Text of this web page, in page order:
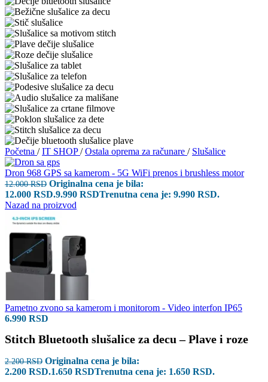
Početna / IT SHOP/ Ostala oprema za računare / Slušalice
Dron 968 GPS sa kamerom - 5G WiFi prenos i brushless motor
12.000RSD Originalna cena je bila:
12.000 RSD.9.990 RSDTrenutna cena je: 9.990 RSD.
Nazad na proizvod
Pametno zvono sa kamerom i monitorom - Video interfon IP65
6.990 RSD
Stitch Bluetooth slušalice za decu – Plave i roze
2.200RSD Originalna cena je bila:
2.200 RSD.1.650 RSDTrenutna cena je: 1.650 RSD.